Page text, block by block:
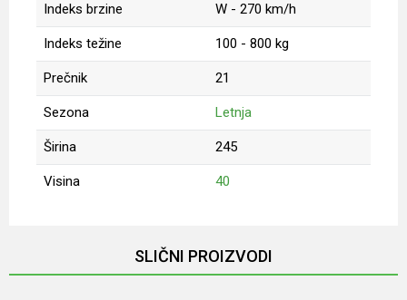
Indeks brzine W - 270 km/h
Indeks težine 100 - 800 kg
Prečnik 21
Sezona Letnja
Širina 245
Visina 40
SLIČNI PROIZVODI